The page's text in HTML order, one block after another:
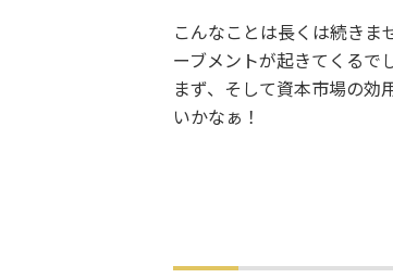
こんなことは長くは続き
ーブメントが起きてくるで
まず、そして資本市場の効
いかなぁ！